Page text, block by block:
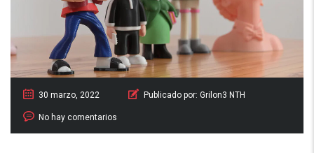
30 marzo, 2022 Publicado por: Grilon3 NTH
No hay comentarios